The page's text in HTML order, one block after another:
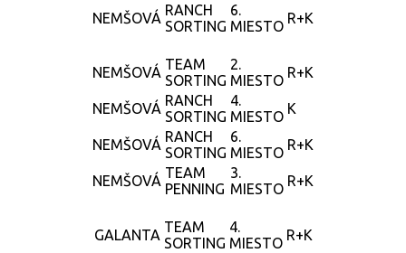
NEMŠOVÁ RANCH
SORTING
6.
MIESTO R+K
NEMŠOVÁ TEAM
SORTING
2.
MIESTO R+K
NEMŠOVÁ RANCH
SORTING
4.
MIESTO K
NEMŠOVÁ RANCH
SORTING
6.
MIESTO R+K
NEMŠOVÁ TEAM
PENNING
3.
MIESTO R+K
GALANTA TEAM
SORTING
4.
MIESTO R+K